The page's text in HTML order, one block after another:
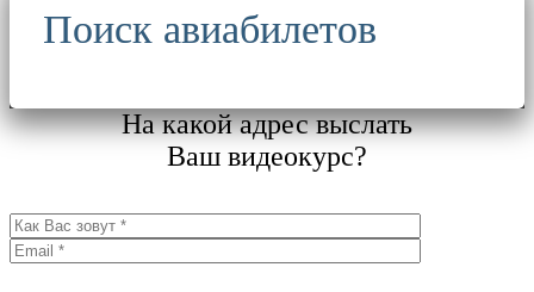
Поиск авиабилетов
На какой адрес выслать
Ваш видеокурс?